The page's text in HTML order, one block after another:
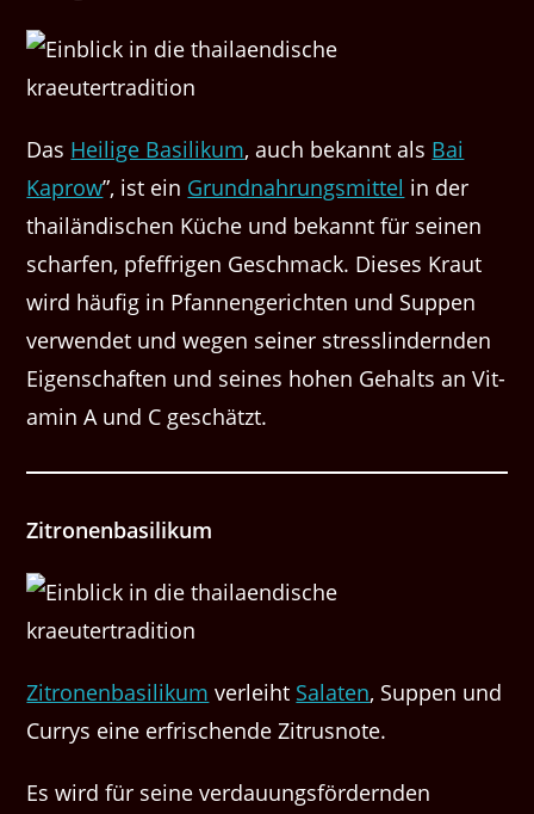
Das Heilige Basi­likum, auch bekan­nt als Bai
Kaprow”, ist ein Grund­nahrungsmit­tel in der
thailändis­chen Küche und bekan­nt für seinen
schar­fen, pfef­frigen Geschmack. Dieses Kraut
wird häu­fig in Pfan­nen­gericht­en und Sup­pen
ver­wen­det und wegen sein­er stresslin­dern­den
Eigen­schaften und seines hohen Gehalts an Vit­
a­min A und C geschätzt.
Zitro­nen­basi­likum
Zitro­nen­basi­likum ver­lei­ht Salat­en, Sup­pen und
Cur­rys eine erfrischende Zitrusnote.
Es wird für seine ver­dau­ungs­fördern­den